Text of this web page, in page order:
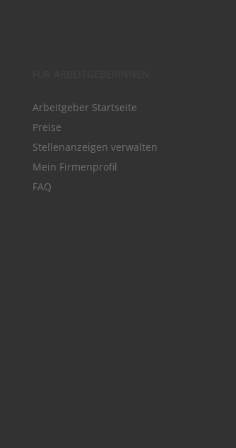
Arbeitgeber Startseite
Preise
Stellenanzeigen verwalten
Mein Firmenprofil
FAQ